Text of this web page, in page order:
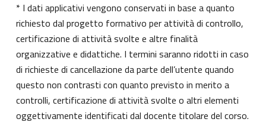
* I dati applicativi vengono conservati in base a quanto
richiesto dal progetto formativo per attività di controllo,
certificazione di attività svolte e altre finalità
organizzative e didattiche. I termini saranno ridotti in caso
di richieste di cancellazione da parte dell’utente quando
questo non contrasti con quanto previsto in merito a
controlli, certificazione di attività svolte o altri elementi
oggettivamente identificati dal docente titolare del corso.